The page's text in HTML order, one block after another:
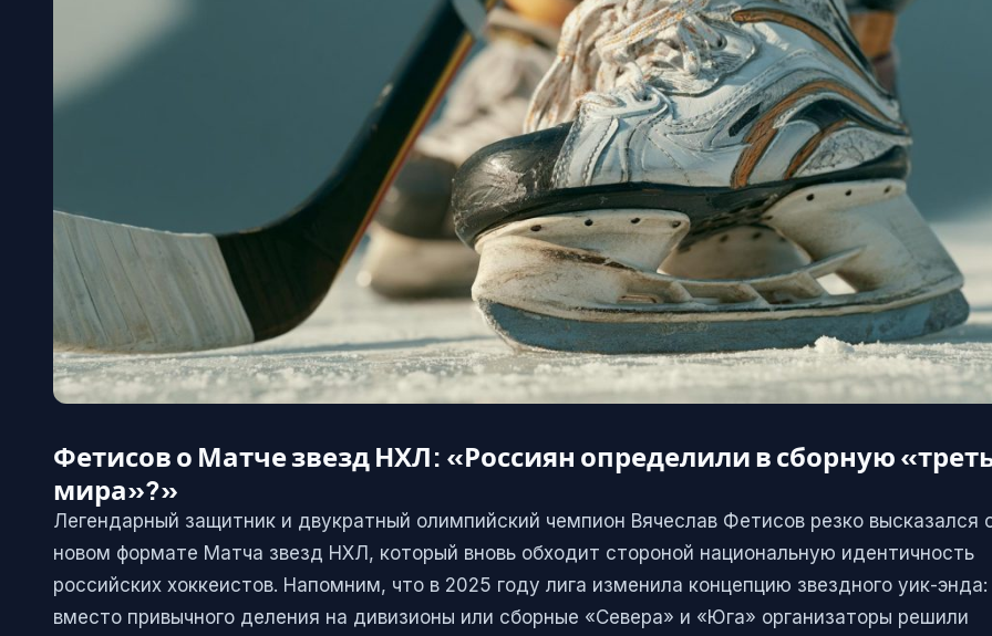
Фетисов о Матче звезд НХЛ: «Россиян определили в сборную
мира»?»
Легендарный защитник и двукратный олимпийский чемпион Вячеслав Фетисов резко высказался
новом формате Матча звезд НХЛ, который вновь обходит стороной национальную идентичность
российских хоккеистов. Напомним, что в 2025 году лига изменила концепцию звездного уик-энда:
вместо привычного деления на дивизионы или сборные «Севера» и «Юга» организаторы решили